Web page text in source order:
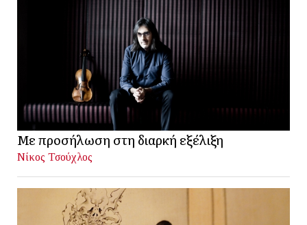
Με προσήλωση στη διαρκή εξέλιξη
Νίκος Τσούχλος